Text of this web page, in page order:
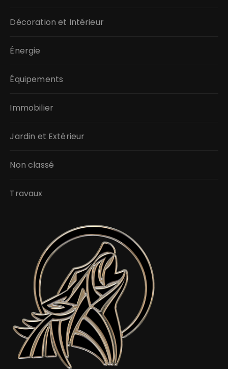
Décoration et Intérieur
Énergie
Équipements
Immobilier
Jardin et Extérieur
Non classé
Travaux